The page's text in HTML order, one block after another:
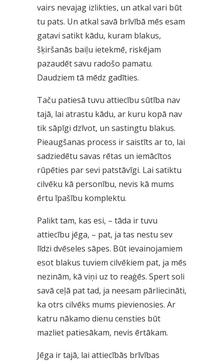
vairs nevajag izlikties, un atkal vari būt
tu pats. Un atkal savā brīvībā mēs esam
gatavi satikt kādu, kuram blakus,
šķiršanās baiļu ietekmē, riskējam
pazaudēt savu radošo pamatu.
Daudziem tā mēdz gadīties.
Taču patiesā tuvu attiecību sūtība nav
tajā, lai atrastu kādu, ar kuru kopā nav
tik sāpīgi dzīvot, un sastingtu blakus.
Pieaugšanas process ir saistīts ar to, lai
sadziedētu savas rētas un iemācītos
rūpēties par sevi patstāvīgi. Lai satiktu
cilvēku kā personību, nevis kā mums
ērtu īpašību komplektu.
Palikt tam, kas esi, – tāda ir tuvu
attiecību jēga, – pat, ja tas nestu sev
līdzi dvēseles sāpes. Būt ievainojamiem
esot blakus tuviem cilvēkiem pat, ja mēs
nezinām, kā viņi uz to reaģēs. Spert soli
savā ceļā pat tad, ja neesam pārliecināti,
ka otrs cilvēks mums pievienosies. Ar
katru nākamo dienu censties būt
mazliet patiesākam, nevis ērtākam.
Jēga ir tajā, lai attiecībās brīvības